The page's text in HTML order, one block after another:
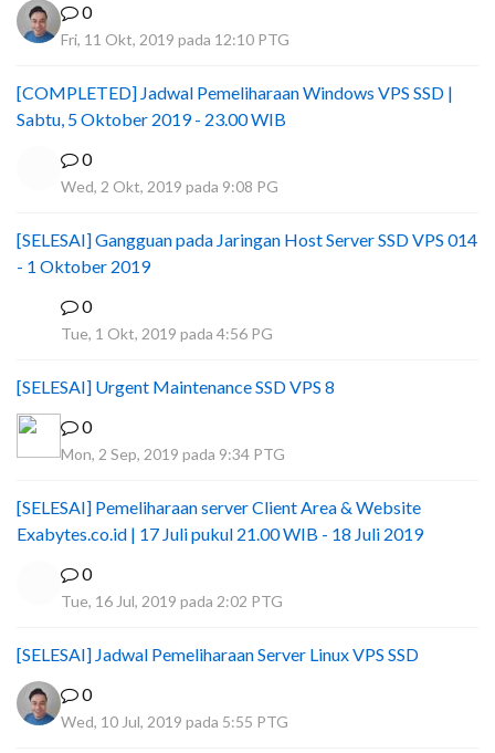
0
Fri, 11 Okt, 2019 pada 12:10 PTG
[COMPLETED] Jadwal Pemeliharaan Windows VPS SSD |
Sabtu, 5 Oktober 2019 - 23.00 WIB
0
Wed, 2 Okt, 2019 pada 9:08 PG
[SELESAI] Gangguan pada Jaringan Host Server SSD VPS 014
- 1 Oktober 2019
0
Tue, 1 Okt, 2019 pada 4:56 PG
[SELESAI] Urgent Maintenance SSD VPS 8
0
Mon, 2 Sep, 2019 pada 9:34 PTG
[SELESAI] Pemeliharaan server Client Area & Website
Exabytes.co.id | 17 Juli pukul 21.00 WIB - 18 Juli 2019
0
Tue, 16 Jul, 2019 pada 2:02 PTG
[SELESAI] Jadwal Pemeliharaan Server Linux VPS SSD
0
Wed, 10 Jul, 2019 pada 5:55 PTG